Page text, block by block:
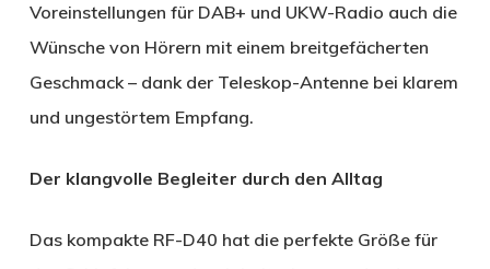
Voreinstellungen für DAB+ und UKW-Radio auch die
Wünsche von Hörern mit einem breitgefächerten
Geschmack – dank der Teleskop-Antenne bei klarem
und ungestörtem Empfang.
Der klangvolle Begleiter durch den Alltag
Das kompakte RF-D40 hat die perfekte Größe für